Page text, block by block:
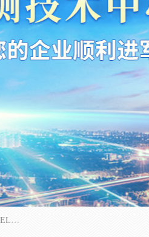
*是一家的测试、评估、检查与认机构，主要从事巴西NR10认证、NR12认证、NR13认证；ANATEL认证、INMTRO认证，欧盟CE认证：MD认证，PED认证，MID认证，ATEX认证，德国蓝色天使认证。